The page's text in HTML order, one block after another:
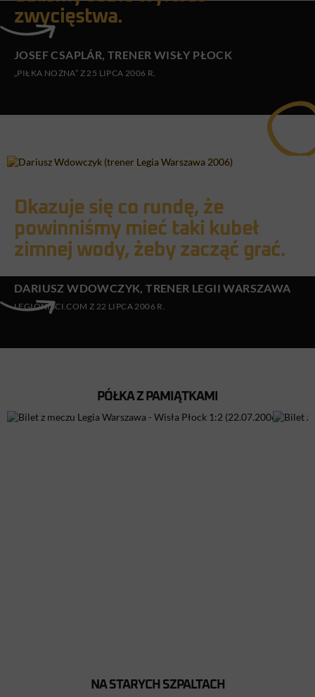
zwycięstwa.
JOSEF CSAPLÁR, TRENER WISŁY PŁOCK
„PIŁKA NOŻNA” Z 25 LIPCA 2006 R.
Okazuje się co rundę, że
powinniśmy mieć taki kubeł
zimnej wody, żeby zacząć grać.
DARIUSZ WDOWCZYK, TRENER LEGII WARSZAWA
LEGIONISCI.COM Z 22 LIPCA 2006 R.
PÓŁKA Z PAMIĄTKAMI
NA STARYCH SZPALTACH